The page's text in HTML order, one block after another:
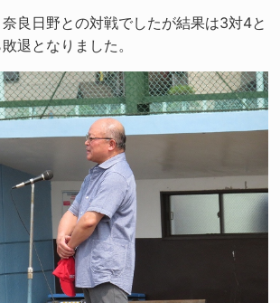
良日野との対戦でしたが結果は3対4と
退となりました。